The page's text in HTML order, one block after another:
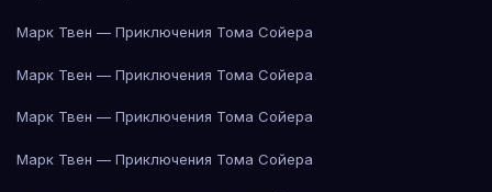
Марк Твен — Приключения Тома Сойера
Марк Твен — Приключения Тома Сойера
Марк Твен — Приключения Тома Сойера
Марк Твен — Приключения Тома Сойера